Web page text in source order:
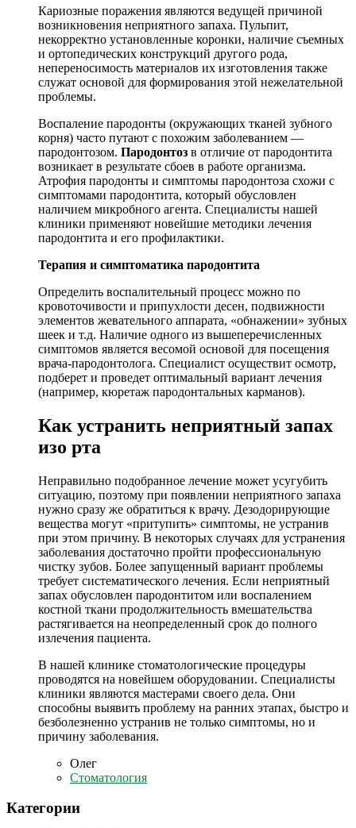
Кариозные поражения являются ведущей причиной
возникновения неприятного запаха. Пульпит,
некорректно установленные коронки, наличие съемных
и ортопедических конструкций другого рода,
непереносимость материалов их изготовления также
служат основой для формирования этой нежелательной
проблемы.
Воспаление пародонты (окружающих тканей зубного
корня) часто путают с похожим заболеванием —
пародонтозом. Пародонтоз в отличие от пародонтита
возникает в результате сбоев в работе организма.
Атрофия пародонты и симптомы пародонтоза схожи с
симптомами пародонтита, который обусловлен
наличием микробного агента. Специалисты нашей
клиники применяют новейшие методики лечения
пародонтита и его профилактики.
Терапия и симптоматика пародонтита
Определить воспалительный процесс можно по
кровоточивости и припухлости десен, подвижности
элементов жевательного аппарата, «обнажении» зубных
шеек и т.д. Наличие одного из вышеперечисленных
симптомов является весомой основой для посещения
врача-пародонтолога. Специалист осуществит осмотр,
подберет и проведет оптимальный вариант лечения
(например, кюретаж пародонтальных карманов).
Как устранить неприятный запах
изо рта
Неправильно подобранное лечение может усугубить
ситуацию, поэтому при появлении неприятного запаха
нужно сразу же обратиться к врачу. Дезодорирующие
вещества могут «притупить» симптомы, не устранив
при этом причину. В некоторых случаях для устранения
заболевания достаточно пройти профессиональную
чистку зубов. Более запущенный вариант проблемы
требует систематического лечения. Если неприятный
запах обусловлен пародонтитом или воспалением
костной ткани продолжительность вмешательства
растягивается на неопределенный срок до полного
излечения пациента.
В нашей клинике стоматологические процедуры
проводятся на новейшем оборудовании. Специалисты
клиники являются мастерами своего дела. Они
способны выявить проблему на ранних этапах, быстро и
безболезненно устранив не только симптомы, но и
причину заболевания.
Олег
Стоматология
Категории